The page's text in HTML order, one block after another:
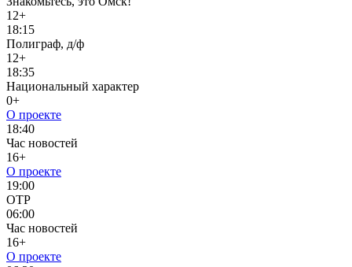
12+
18:15
Полиграф, д/ф
12+
18:35
Национальный характер
0+
О проекте
18:40
Час новостей
16+
О проекте
19:00
ОТР
06:00
Час новостей
16+
О проекте